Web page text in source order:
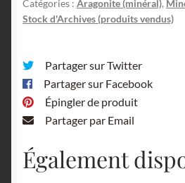
Catégories : Aragonite (minéral),
Stock d'Archives (produits vendus)
Partager sur Twitter
Partager sur Facebook
Épingler de produit
Partager par Email
Également